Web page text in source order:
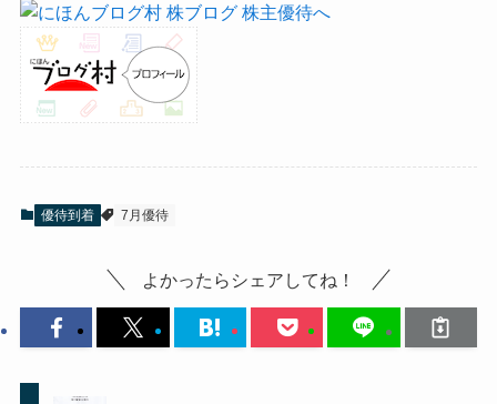
優待到着 7月優待
よかったらシェアしてね！